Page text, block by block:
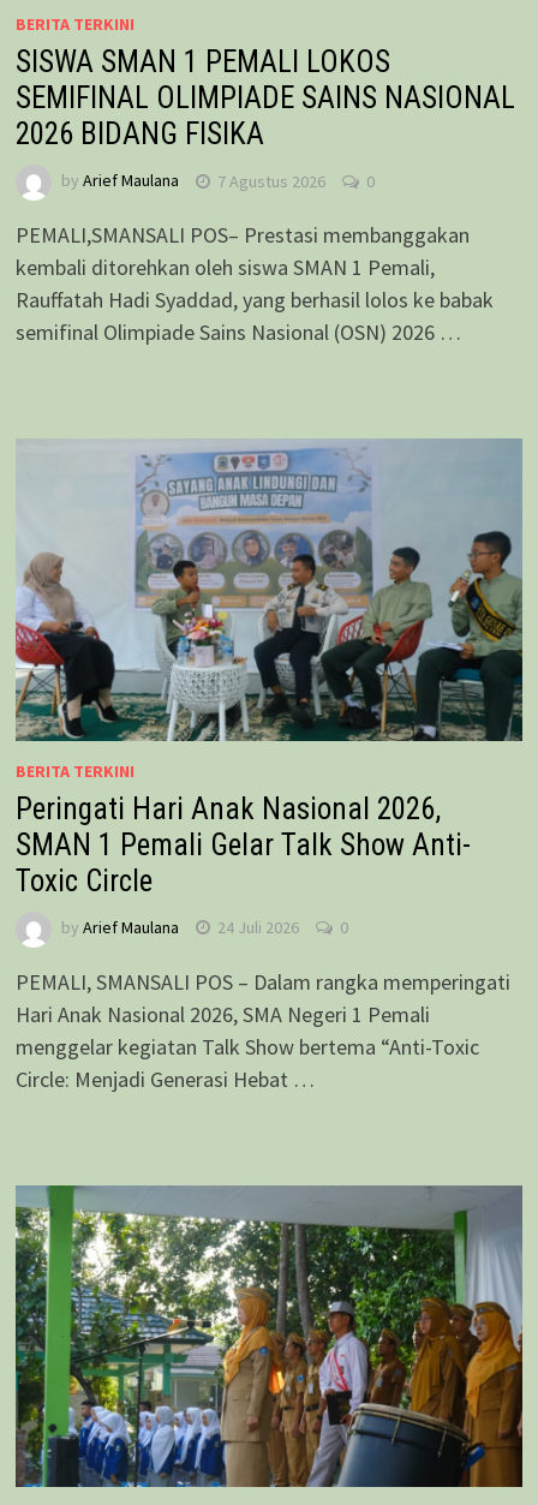
BERITA TERKINI
SISWA SMAN 1 PEMALI LOKOS
SEMIFINAL OLIMPIADE SAINS NASIONAL
2026 BIDANG FISIKA
by Arief Maulana 7 Agustus 2026 0
PEMALI,SMANSALI POS– Prestasi membanggakan
kembali ditorehkan oleh siswa SMAN 1 Pemali,
Rauffatah Hadi Syaddad, yang berhasil lolos ke babak
semifinal Olimpiade Sains Nasional (OSN) 2026 …
BERITA TERKINI
Peringati Hari Anak Nasional 2026,
SMAN 1 Pemali Gelar Talk Show Anti-
Toxic Circle
by Arief Maulana 24 Juli 2026 0
PEMALI, SMANSALI POS – Dalam rangka memperingati
Hari Anak Nasional 2026, SMA Negeri 1 Pemali
menggelar kegiatan Talk Show bertema “Anti-Toxic
Circle: Menjadi Generasi Hebat …